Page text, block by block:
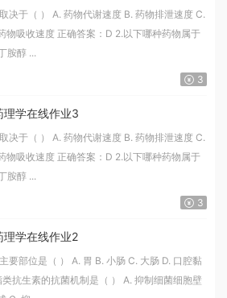
决于（ ） A. 药物代谢速度 B. 药物排泄速度 C.
物吸收速度 正确答案：D 2.以下哪种药物属于
胺醇 ...
3
学在线作业3
决于（ ） A. 药物代谢速度 B. 药物排泄速度 C.
物吸收速度 正确答案：D 2.以下哪种药物属于
胺醇 ...
3
学在线作业2
要部位是（ ） A. 胃 B. 小肠 C. 大肠 D. 口腔黏
抗生素的抗菌机制是（ ） A. 抑制细菌细胞壁